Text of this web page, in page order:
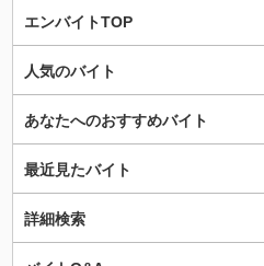
エンバイトTOP
人気のバイト
あなたへのおすすめバイト
最近見たバイト
詳細検索